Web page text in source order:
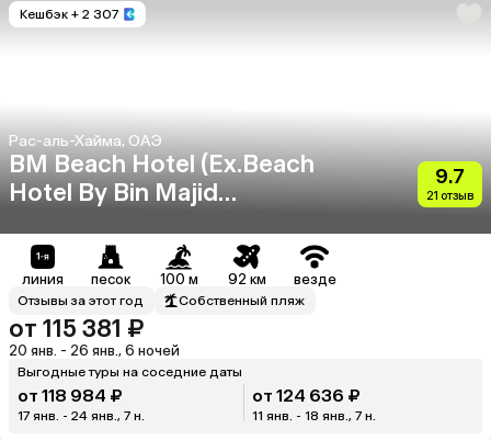
Кешбэк + 2 307
Рас-аль-Хайма, ОАЭ
BM Beach Hotel (Ex.Beach
Hotel By Bin Majid
9.7
21 отзыв
линия песок 100 м 92 км везде
Отзывы за этот год Собственный пляж
от 115 381 ₽
20 янв. - 26 янв., 6 ночей
Выгодные туры на соседние даты
от 118 984 ₽
17 янв. - 24 янв., 7 н.
от 124 636 ₽
11 янв. - 18 янв., 7 н.